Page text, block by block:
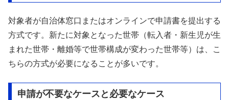
対象者が自治体窓口またはオンラインで申請書を提出する
方式です。新たに対象となった世帯（転入者・新生児が生
まれた世帯・離婚等で世帯構成が変わった世帯等）は、こ
ちらの方式が必要になることが多いです。
申請が不要なケースと必要なケース